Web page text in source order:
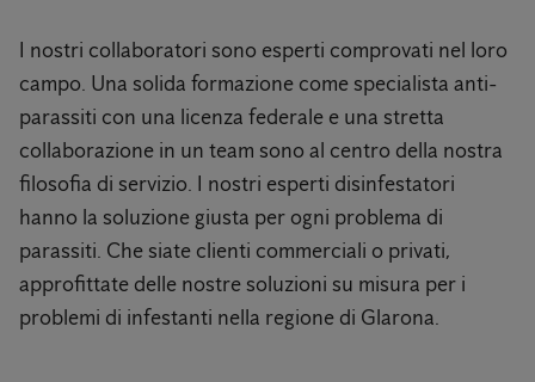
I nostri collaboratori sono esperti comprovati nel loro
campo. Una solida formazione come specialista anti-
parassiti con una licenza federale e una stretta
collaborazione in un team sono al centro della nostra
filosofia di servizio. I nostri esperti disinfestatori
hanno la soluzione giusta per ogni problema di
parassiti. Che siate clienti commerciali o privati,
approfittate delle nostre soluzioni su misura per i
problemi di infestanti nella regione di Glarona.